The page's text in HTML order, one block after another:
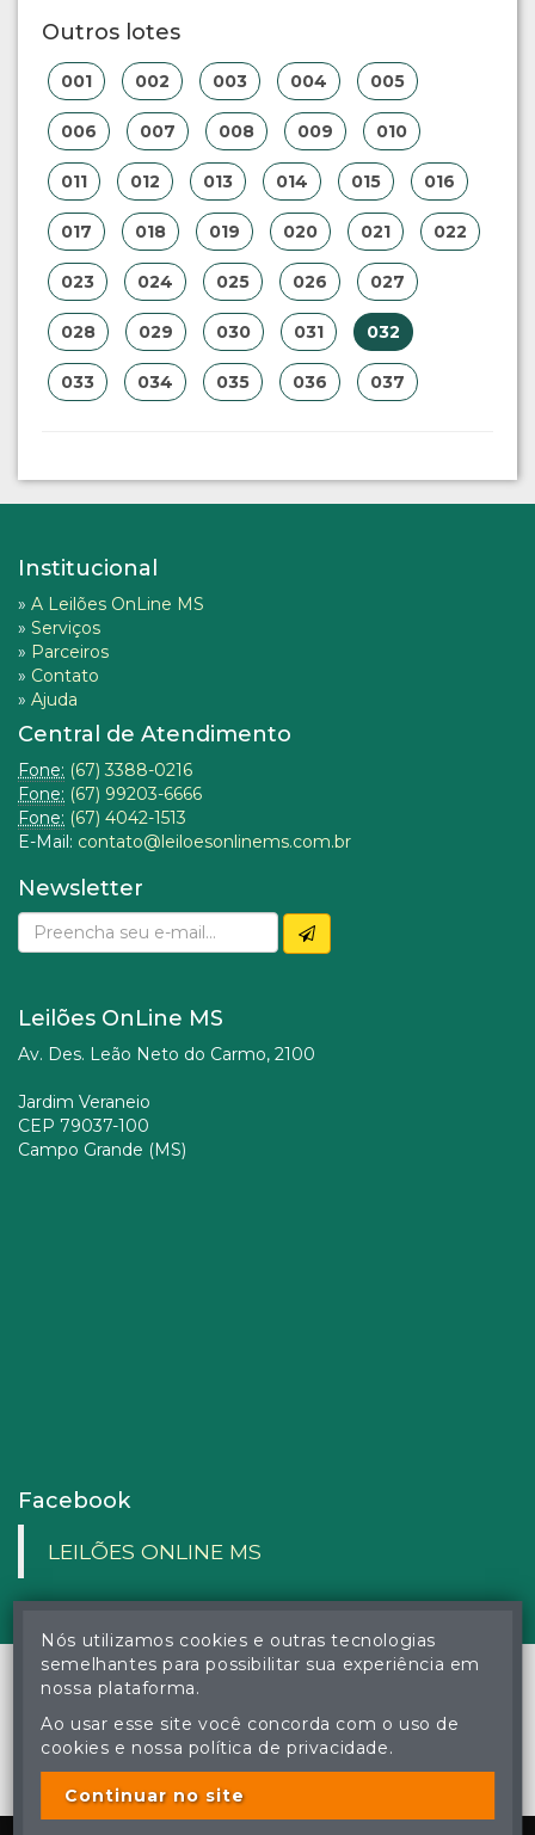
Outros lotes
001 002 003 004 005
006 007 008 009 010
011 012 013 014 015 016
017 018 019 020 021 022
023 024 025 026 027
028 029 030 031 032
033 034 035 036 037
Institucional
» A Leilões OnLine MS
» Serviços
» Parceiros
» Contato
» Ajuda
Central de Atendimento
Fone: (67) 3388-0216
Fone: (67) 99203-6666
Fone: (67) 4042-1513
E-Mail: contato@leiloesonlinems.com.br
Newsletter
Leilões OnLine MS
Av. Des. Leão Neto do Carmo, 2100
Jardim Veraneio
CEP 79037-100
Campo Grande (MS)
Facebook
LEILÕES ONLINE MS
© Gustavo Correa Pereira da Silva - Leiloeiro Público Oficial -
Matrícula nº 26 JUCEMS - Todos os direitos reservados
A cópia ou reprodução não autorizada do conteúdo deste site
poderá acarretar em penas previstas em lei.
Nós utilizamos cookies e outras tecnologias
semelhantes para possibilitar sua experiência em
nossa plataforma.
Ao usar esse site você concorda com o uso de
cookies e nossa política de privacidade.
Continuar no site